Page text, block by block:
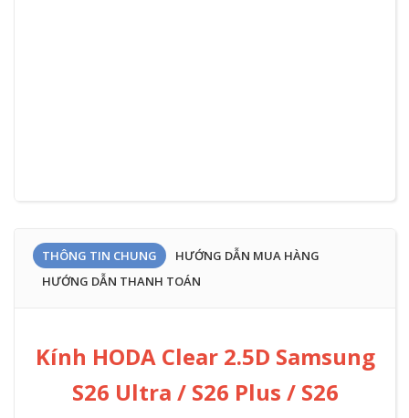
THÔNG TIN CHUNG
HƯỚNG DẪN MUA HÀNG
HƯỚNG DẪN THANH TOÁN
Kính HODA Clear 2.5D Samsung
S26 Ultra / S26 Plus / S26